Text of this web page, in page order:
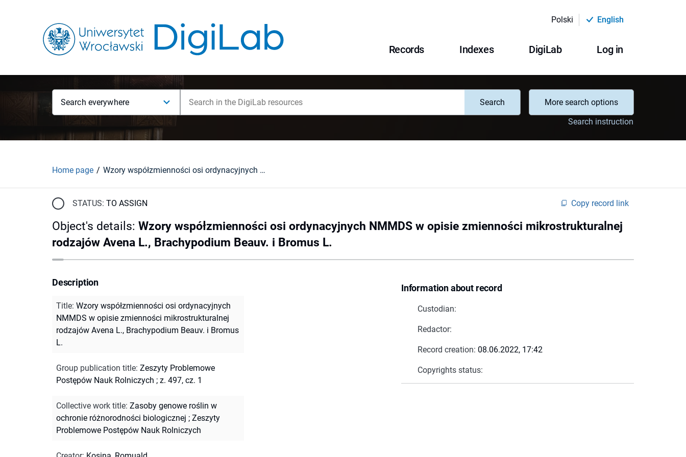
Polski English
Records Indexes DigiLab Log in
Search everywhere Search
More search options
Search instruction
Home page Wzory współzmienności osi ordynacyjnych NMMDS w opisie zmienności mikrostrukturalnej rodzajów Avena L., Brachypodium Beauv. i Bromus L.
STATUS: TO ASSIGN Copy record link
Object's details: Wzory współzmienności osi ordynacyjnych NMMDS w opisie zmienności mikrostrukturalnej
rodzajów Avena L., Brachypodium Beauv. i Bromus L.
Information about record
Custodian:
Redactor:
Record creation: 08.06.2022, 17:42
Copyrights status:
Description
Title: Wzory współzmienności osi ordynacyjnych
NMMDS w opisie zmienności mikrostrukturalnej
rodzajów Avena L., Brachypodium Beauv. i Bromus
L.
Group publication title: Zeszyty Problemowe
Postępów Nauk Rolniczych ; z. 497, cz. 1
Collective work title: Zasoby genowe roślin w
ochronie różnorodności biologicznej ; Zeszyty
Problemowe Postępów Nauk Rolniczych